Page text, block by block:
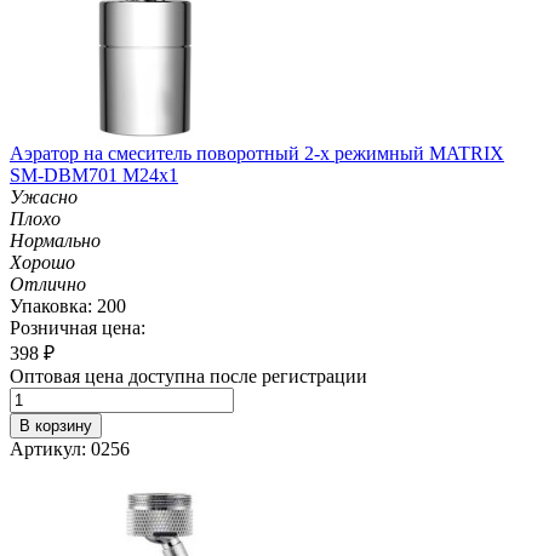
Аэратор на смеситель поворотный 2-х режимный MATRIX
SM-DBM701 M24х1
Ужасно
Плохо
Нормально
Хорошо
Отлично
Упаковка: 200
Розничная цена:
398 ₽
Оптовая цена доступна после регистрации
В корзину
Артикул: 0256